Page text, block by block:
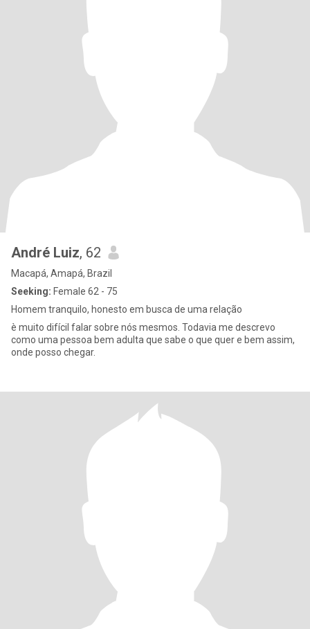
André Luiz, 62
Macapá, Amapá, Brazil
Seeking: Female 62 - 75
Homem tranquilo, honesto em busca de uma relação
è muito difícil falar sobre nós mesmos. Todavia me descrevo
como uma pessoa bem adulta que sabe o que quer e bem assim,
onde posso chegar.